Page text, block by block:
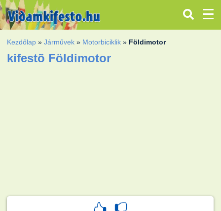
Kezdőlap »Járművek » Motorbiciklik » Földimotor
kifestõ Földimotor